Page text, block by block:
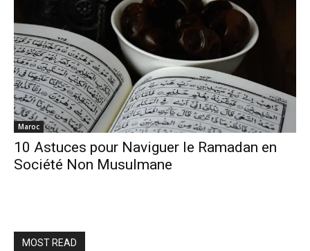
Maroc
10 Astuces pour Naviguer le Ramadan en
Société Non Musulmane
MOST READ